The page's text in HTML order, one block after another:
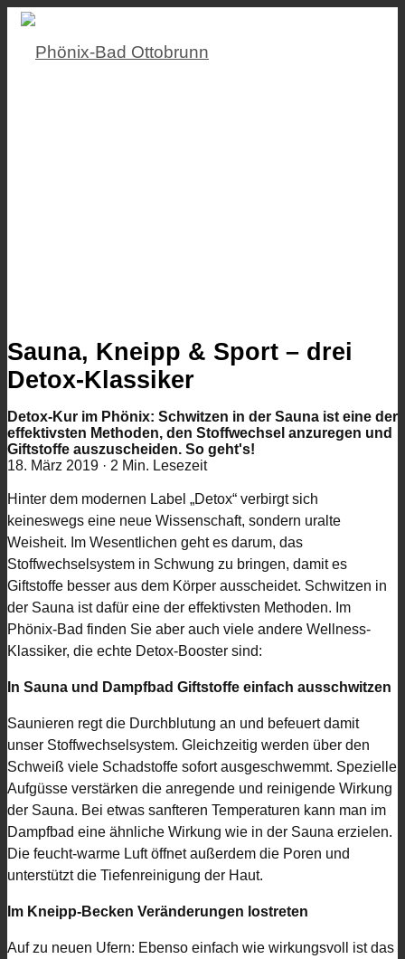
Sauna, Kneipp & Sport – drei
Detox-Klassiker
Detox-Kur im Phönix: Schwitzen in der Sauna ist eine der
effektivsten Methoden, den Stoffwechsel anzuregen und
Giftstoffe auszuscheiden. So geht's!
18. März 2019 · 2 Min. Lesezeit
Hinter dem modernen Label „Detox“ verbirgt sich
keineswegs eine neue Wissenschaft, sondern uralte
Weisheit. Im Wesentlichen geht es darum, das
Stoffwechselsystem in Schwung zu bringen, damit es
Giftstoffe besser aus dem Körper ausscheidet. Schwitzen in
der Sauna ist dafür eine der effektivsten Methoden. Im
Phönix-Bad finden Sie aber auch viele andere Wellness-
Klassiker, die echte Detox-Booster sind:
In Sauna und Dampfbad Giftstoffe einfach ausschwitzen
Saunieren regt die Durchblutung an und befeuert damit
unser Stoffwechselsystem. Gleichzeitig werden über den
Schweiß viele Schadstoffe sofort ausgeschwemmt. Spezielle
Aufgüsse verstärken die anregende und reinigende Wirkung
der Sauna. Bei etwas sanfteren Temperaturen kann man im
Dampfbad eine ähnliche Wirkung wie in der Sauna erzielen.
Die feucht-warme Luft öffnet außerdem die Poren und
unterstützt die Tiefenreinigung der Haut.
Im Kneipp-Becken Veränderungen lostreten
Auf zu neuen Ufern: Ebenso einfach wie wirkungsvoll ist das